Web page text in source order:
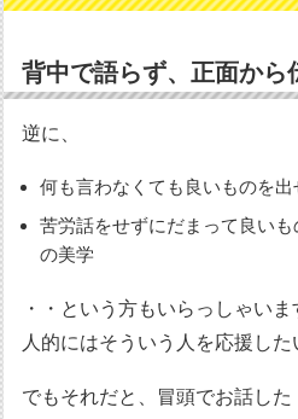
背中で語らず、正面から
逆に、
何も言わなくても良いものを出
苦労話をせずにだまって良い
の美学
・・という方もいらっしゃい
人的にはそういう人を応援した
でもそれだと、冒頭でお話し